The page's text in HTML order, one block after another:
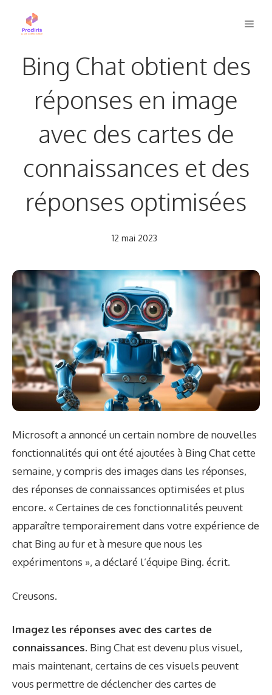
Bing Chat obtient des
réponses en image
avec des cartes de
connaissances et des
réponses optimisées
12 mai 2023
Microsoft a annoncé un certain nombre de nouvelles
fonctionnalités qui ont été ajoutées à Bing Chat cette
semaine, y compris des images dans les réponses,
des réponses de connaissances optimisées et plus
encore. « Certaines de ces fonctionnalités peuvent
apparaître temporairement dans votre expérience de
chat Bing au fur et à mesure que nous les
expérimentons », a déclaré l’équipe Bing. écrit.
Creusons.
Imagez les réponses avec des cartes de
connaissances. Bing Chat est devenu plus visuel,
mais maintenant, certains de ces visuels peuvent
vous permettre de déclencher des cartes de